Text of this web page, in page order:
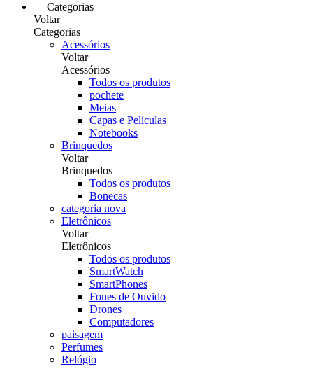
Categorias
Voltar
Categorias
Acessórios
Voltar
Acessórios
Todos os produtos
pochete
Meias
Capas e Películas
Notebooks
Brinquedos
Voltar
Brinquedos
Todos os produtos
Bonecas
categoria nova
Eletrônicos
Voltar
Eletrônicos
Todos os produtos
SmartWatch
SmartPhones
Fones de Ouvido
Drones
Computadores
paisagem
Perfumes
Relógio